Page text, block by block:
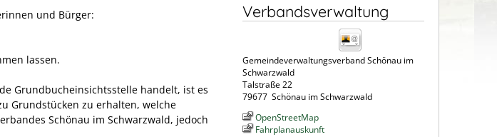
und Bürger:
lassen.
Grundbucheinsichtsstelle handelt, ist es
Grundstücken zu erhalten, welche
Schönau im Schwarzwald, jedoch
Verbandsverwaltung
Gemeindeverwaltungsverband Schönau im
Schwarzwald
Talstraße 22
79677 Schönau im Schwarzwald
OpenStreetMap
Fahrplanauskunft